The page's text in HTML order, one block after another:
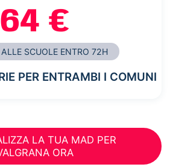
64 €
SCUOLE ENTRO 72H
PER ENTRAMBI I COMUNI
LA TUA MAD PER
ORA